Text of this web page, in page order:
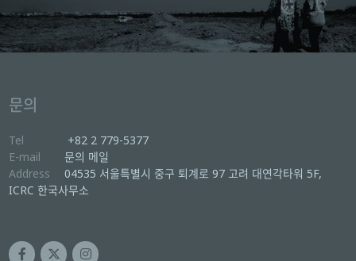
문의
Tel
+82 2 779-5377
E-mail
문의 메일
Address
04535 서울특별시 중구 퇴계로 97 고려 대연각타워 5F,
ICRC 한국사무소